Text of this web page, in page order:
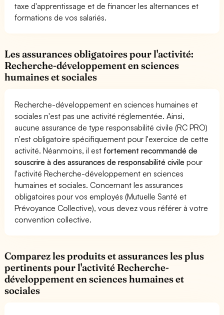
taxe d'apprentissage et de financer les alternances et
formations de vos salariés.
Les assurances obligatoires pour l'activité:
Recherche-développement en sciences
humaines et sociales
Recherche-développement en sciences humaines et
sociales n'est pas une activité réglementée. Ainsi,
aucune assurance de type responsabilité civile (RC PRO)
n'est obligatoire spécifiquement pour l'exercice de cette
activité. Néanmoins, il est fortement recommandé de
souscrire à des assurances de responsabilité civile pour
l'activité Recherche-développement en sciences
humaines et sociales. Concernant les assurances
obligatoires pour vos employés (Mutuelle Santé et
Prévoyance Collective), vous devez vous référer à votre
convention collective.
Comparez les produits et assurances les plus
pertinents pour l'activité Recherche-
développement en sciences humaines et
sociales